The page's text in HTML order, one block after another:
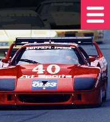
SHOP INFO
COMPANY